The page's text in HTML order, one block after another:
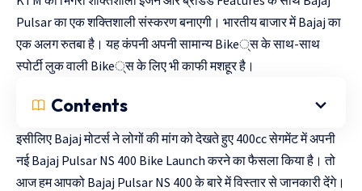
Pulsar का एक शक्तिशाली संस्करण बनाएगी। भारतीय बाजार में Bajaj का
एक अलग रुतबा है। यह कंपनी अपनी सामान्य Bike्स के साथ-साथ
स्पोर्टी लुक वाली Bike्स के लिए भी काफी मशहूर है।
Contents
इसीलिए Bajaj मोटर्स ने लोगों की मांग को देखते हुए 400cc सेगमेंट में अपनी
नई Bajaj Pulsar NS 400 Bike Launch करने का फैसला किया है। तो
आज हम आपको Bajaj Pulsar NS 400 के बारे में विस्तार से जानकारी देंगे।